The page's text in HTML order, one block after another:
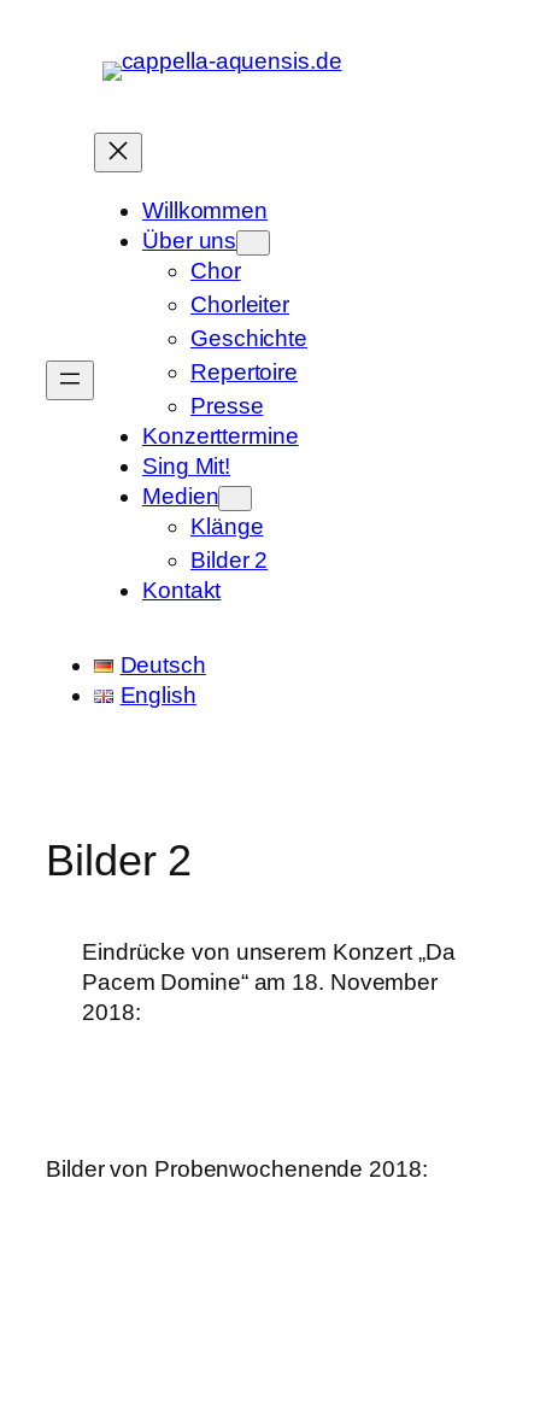
Willkommen
Über uns
Chor
Chorleiter
Geschichte
Repertoire
Presse
Konzerttermine
Sing Mit!
Medien
Klänge
Bilder 2
Kontakt
Deutsch
English
Bilder 2
Eindrücke von unserem Konzert „Da
Pacem Domine“ am 18. November
2018:
Bilder von Probenwochenende 2018: